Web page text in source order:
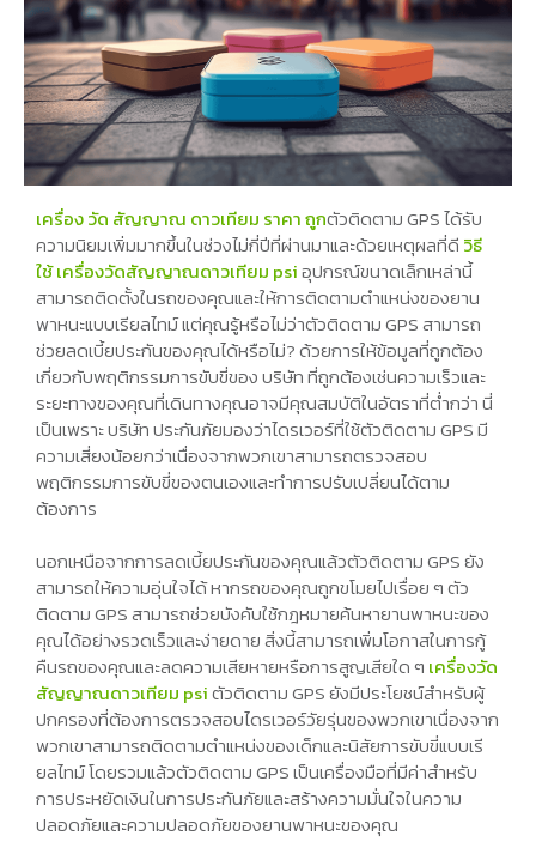
เครื่อง วัด สัญญาณ ดาวเทียม ราคา ถูกตัวติดตาม GPS ได้รับ
ความนิยมเพิ่มมากขึ้นในช่วงไม่กี่ปีที่ผ่านมาและด้วยเหตุผลที่ดี วิธี
ใช้ เครื่องวัดสัญญาณดาวเทียม psiอุปกรณ์ขนาดเล็กเหล่านี้
สามารถติดตั้งในรถของคุณและให้การติดตามตำแหน่งของยาน
พาหนะแบบเรียลไทม์ แต่คุณรู้หรือไม่ว่าตัวติดตาม GPS สามารถ
ช่วยลดเบี้ยประกันของคุณได้หรือไม่? ด้วยการให้ข้อมูลที่ถูกต้อง
เกี่ยวกับพฤติกรรมการขับขี่ของ บริษัท ที่ถูกต้องเช่นความเร็วและ
ระยะทางของคุณที่เดินทางคุณอาจมีคุณสมบัติในอัตราที่ต่ำกว่า นี่
เป็นเพราะ บริษัท ประกันภัยมองว่าไดรเวอร์ที่ใช้ตัวติดตาม GPS มี
ความเสี่ยงน้อยกว่าเนื่องจากพวกเขาสามารถตรวจสอบ
พฤติกรรมการขับขี่ของตนเองและทำการปรับเปลี่ยนได้ตาม
ต้องการ
นอกเหนือจากการลดเบี้ยประกันของคุณแล้วตัวติดตาม GPS ยัง
สามารถให้ความอุ่นใจได้ หากรถของคุณถูกขโมยไปเรื่อย ๆ ตัว
ติดตาม GPS สามารถช่วยบังคับใช้กฎหมายค้นหายานพาหนะของ
คุณได้อย่างรวดเร็วและง่ายดาย สิ่งนี้สามารถเพิ่มโอกาสในการกู้
คืนรถของคุณและลดความเสียหายหรือการสูญเสียใด ๆ เครื่องวัด
สัญญาณดาวเทียม psiตัวติดตาม GPS ยังมีประโยชน์สำหรับผู้
ปกครองที่ต้องการตรวจสอบไดรเวอร์วัยรุ่นของพวกเขาเนื่องจาก
พวกเขาสามารถติดตามตำแหน่งของเด็กและนิสัยการขับขี่แบบเรี
ยลไทม์ โดยรวมแล้วตัวติดตาม GPS เป็นเครื่องมือที่มีค่าสำหรับ
การประหยัดเงินในการประกันภัยและสร้างความมั่นใจในความ
ปลอดภัยและความปลอดภัยของยานพาหนะของคุณ